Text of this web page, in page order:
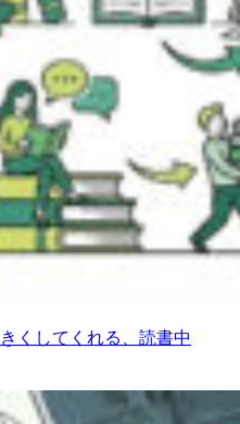
くしてくれる、読書中